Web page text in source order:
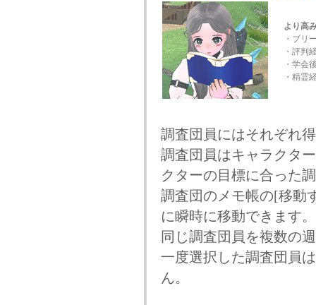
より高
・ブリ
・評判
・学会
・精霊
調査団員にはそれぞれ
調査団員はキャラクタ
クターの目標に合った
調査団のメモ帳の[移動
に瞬時に移動できます。
同じ調査団員を複数の
一度選択した調査団員
ん。